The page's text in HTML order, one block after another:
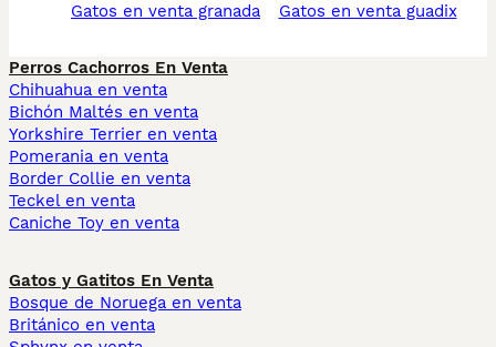
gatos en venta granada
gatos en venta guadix
Perros Cachorros En Venta
Chihuahua en venta
Bichón Maltés en venta
Yorkshire Terrier en venta
Pomerania en venta
Border Collie en venta
Teckel en venta
Caniche Toy en venta
Gatos y Gatitos En Venta
Bosque de Noruega en venta
Británico en venta